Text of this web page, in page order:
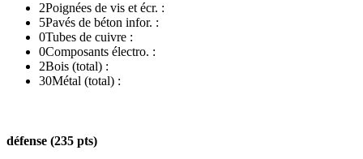
2Poignées de vis et écr. :
5Pavés de béton infor. :
0Tubes de cuivre :
0Composants électro. :
2Bois (total) :
30Métal (total) :
défense (235 pts)